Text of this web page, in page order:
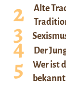
Alte
Der
Wer ist